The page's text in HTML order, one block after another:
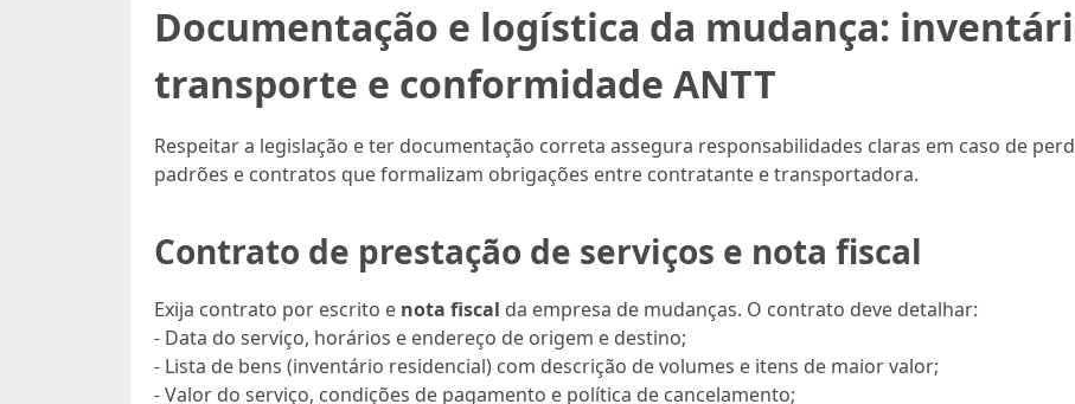
Documentação e logística da mudança:
transporte e conformidade ANTT
Respeitar a legislação e ter documentação correta assegura responsabilidades claras em caso de
padrões e contratos que formalizam obrigações entre contratante e transportadora.
Contrato de prestação de serviços e nota fiscal
Exija contrato por escrito e nota fiscal da empresa de mudanças. O contrato deve detalhar:
- Data do serviço, horários e endereço de origem e destino;
- Lista de bens (inventário residencial) com descrição de volumes e itens de maior valor;
- Valor do serviço, condições de pagamento e política de cancelamento;